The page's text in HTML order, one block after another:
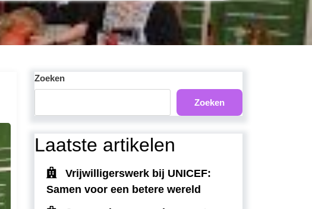
Zoeken
Zoeken
Laatste artikelen
Vrijwilligerswerk bij UNICEF:
Samen voor een betere wereld